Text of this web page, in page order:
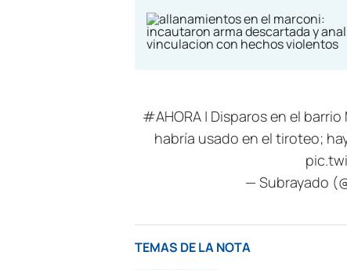
#AHORA | Disparos en el
habría usado en el tiroteo;
— Subrayado
TEMAS DE LA NOTA